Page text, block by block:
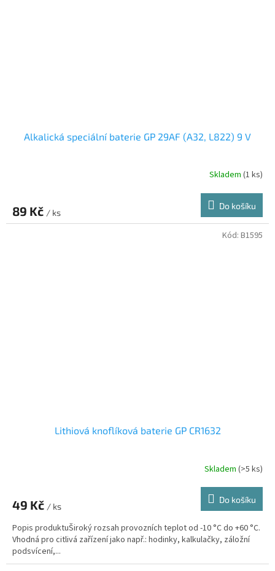
Alkalická speciální baterie GP 29AF (A32, L822) 9 V
Skladem (1 ks)
89 Kč / ks
Do košíku
Lithiová knoflíková baterie GP CR1632
Skladem (>5 ks)
49 Kč / ks
Do košíku
Popis produktuŠiroký rozsah provozních teplot od -10 °C do +60 °C.
Vhodná pro citlivá zařízení jako např.: hodinky, kalkulačky, záložní
podsvícení,...
Kód: B1595